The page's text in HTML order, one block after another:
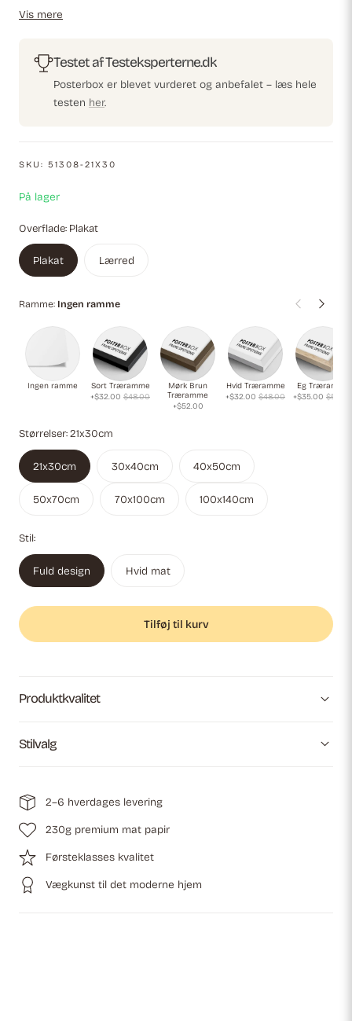
uanset om det er hjemme eller på kontoret.
Vis mere
Testet af Testeksperterne.dk
Posterbox er blevet vurderet og anbefalet – læs hele
testen her.
SKU: 51308-21X30
På lager
Overflade: Plakat
Plakat Lærred
Ramme: Ingen ramme
Ingen ramme
Sort Træramme
+$32.00 $48.00
Mørk Brun
Træramme
+$52.00
Hvid Træramme
+$32.00 $48.00
Eg Træramme
+$35.00 $52.00
Størrelser:21x30cm
21x30cm 30x40cm 40x50cm
50x70cm 70x100cm 100x140cm
Stil:
Fuld design Hvid mat
Tilføj til kurv
Produktkvalitet
Stilvalg
2–6 hverdages levering
230g premium mat papir
Førsteklasses kvalitet
Vægkunst til det moderne hjem